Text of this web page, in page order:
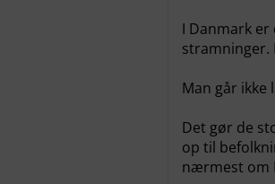
I Danmark
stramninger.
Man går ikke
Det gør de
op til
nærmest om